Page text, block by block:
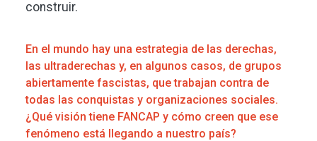
construir.
En el mundo hay una estrategia de las derechas,
las ultraderechas y, en algunos casos, de grupos
abiertamente fascistas, que trabajan contra de
todas las conquistas y organizaciones sociales.
¿Qué visión tiene FANCAP y cómo creen que ese
fenómeno está llegando a nuestro país?